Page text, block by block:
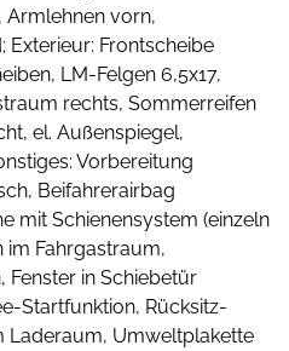
Armlehnen vorn,
Exterieur: Frontscheibe
LM-Felgen 6,5x17,
rechts, Sommerreifen
el. Außenspiegel,
Vorbereitung
Beifahrerairbag
mit Schienensystem (einzeln
im Fahrgastraum,
Fenster in Schiebetür
Startfunktion, Rücksitz-
Laderaum, Umweltplakette